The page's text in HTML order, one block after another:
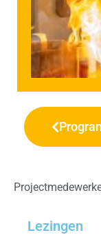
Lezingen